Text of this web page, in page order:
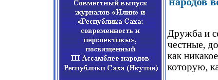
Дружба и
честные,
как
которую,